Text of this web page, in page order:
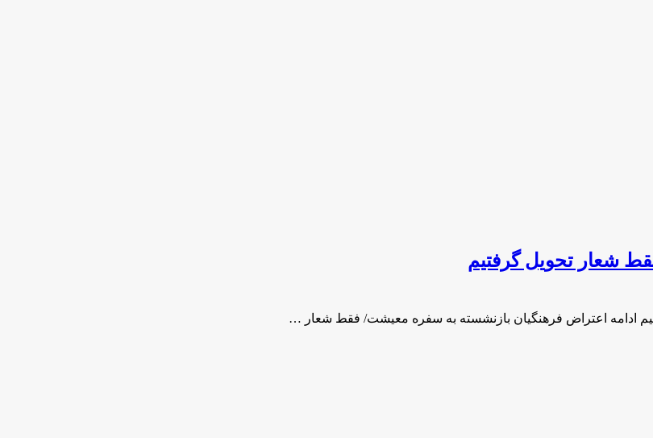
شعار تحویل گرفتیم
ادامه اعتراض فرهنگیان بازنشسته به سفره معیشت/ فقط شعار …